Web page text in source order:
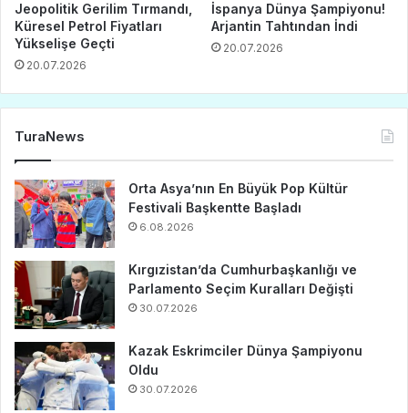
Jeopolitik Gerilim Tırmandı,
Küresel Petrol Fiyatları
Yükselişe Geçti
20.07.2026
İspanya Dünya Şampiyonu!
Arjantin Tahtından İndi
20.07.2026
TuraNews
Orta Asya’nın En Büyük Pop Kültür
Festivali Başkentte Başladı
6.08.2026
Kırgızistan’da Cumhurbaşkanlığı ve
Parlamento Seçim Kuralları Değişti
30.07.2026
Kazak Eskrimciler Dünya Şampiyonu
Oldu
30.07.2026